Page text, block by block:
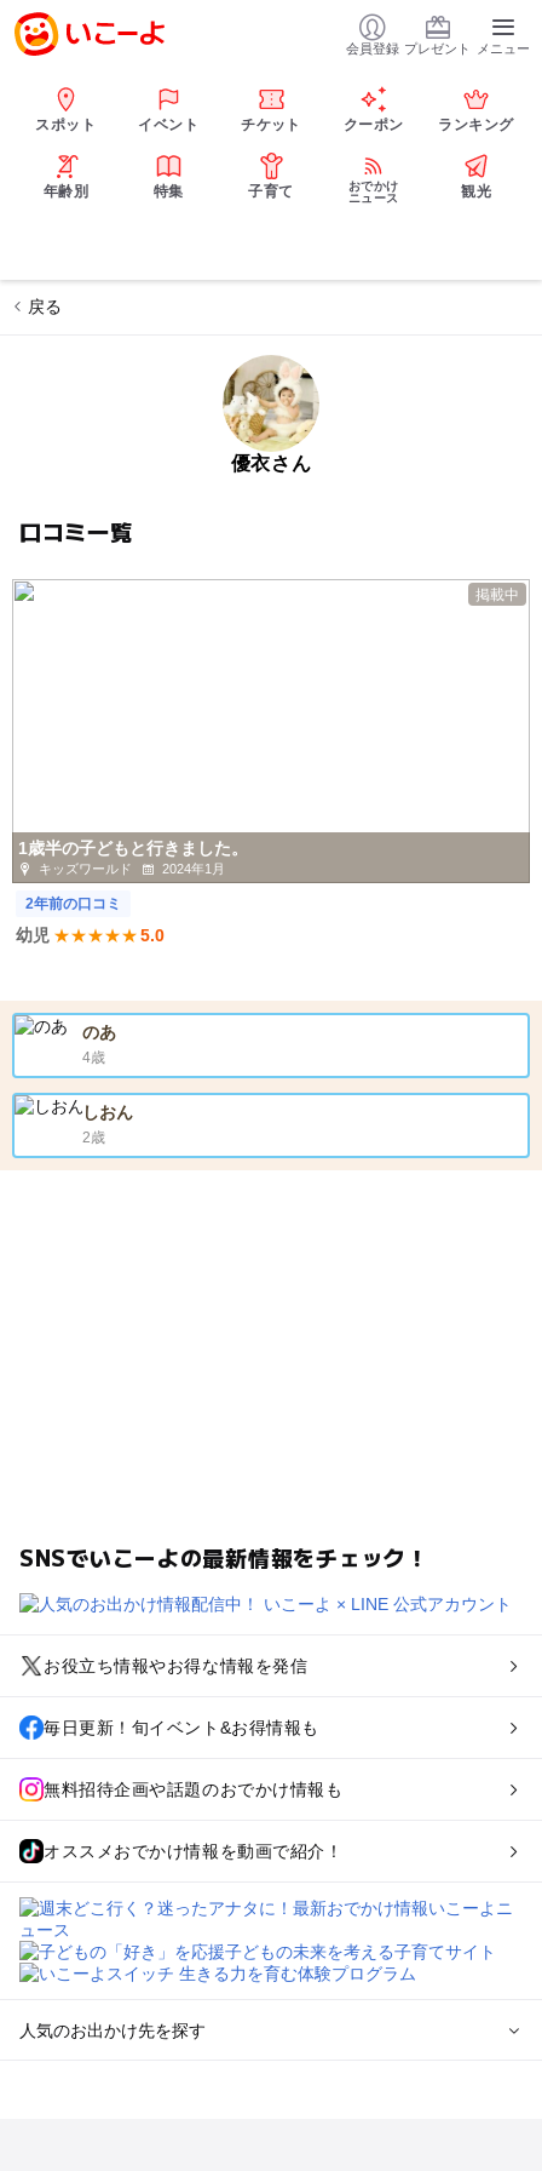
会員登録 プレゼント メニュー
スポット イベント チケット クーポン ランキング
年齢別 特集 子育て
おでかけ
ニュース
観光
戻る
優衣さん
口コミ一覧
掲載中
1歳半の子どもと行きました。
キッズワールド 2024年1月
2年前の口コミ
幼児 ★★★★★5.0
のあ
4歳
しおん
2歳
SNSでいこーよの最新情報をチェック！
お役立ち情報やお得な情報を発信
毎日更新！旬イベント&お得情報も
無料招待企画や話題のおでかけ情報も
オススメおでかけ情報を動画で紹介！
人気のお出かけ先を探す